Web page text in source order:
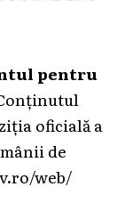
pentru
oficială a
de
web/